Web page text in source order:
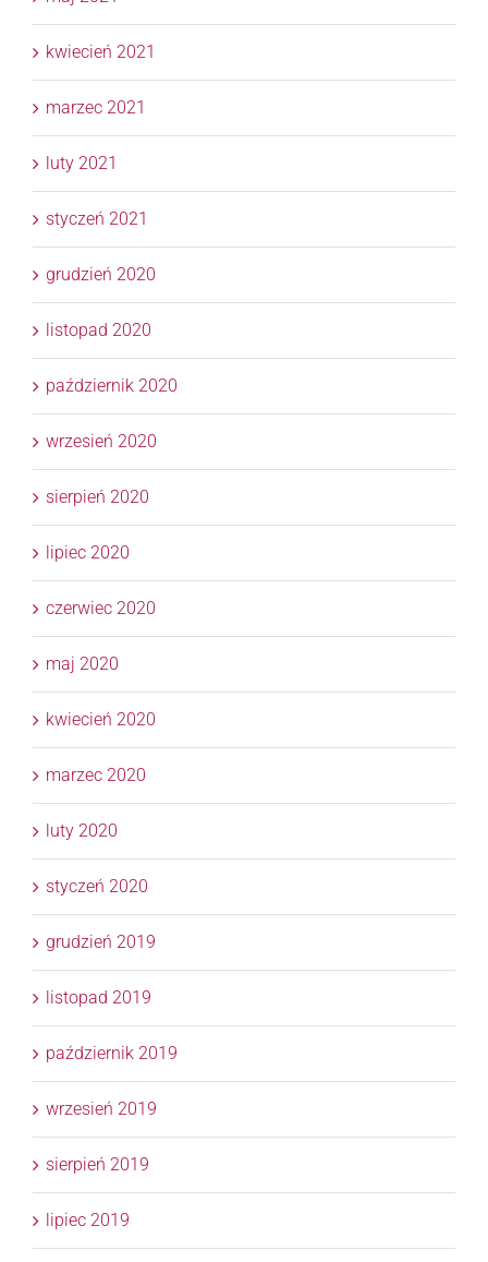
kwiecień 2021
marzec 2021
luty 2021
styczeń 2021
grudzień 2020
listopad 2020
październik 2020
wrzesień 2020
sierpień 2020
lipiec 2020
czerwiec 2020
maj 2020
kwiecień 2020
marzec 2020
luty 2020
styczeń 2020
grudzień 2019
listopad 2019
październik 2019
wrzesień 2019
sierpień 2019
lipiec 2019